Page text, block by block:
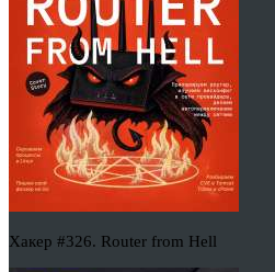
Хакер #326. Router from Hell